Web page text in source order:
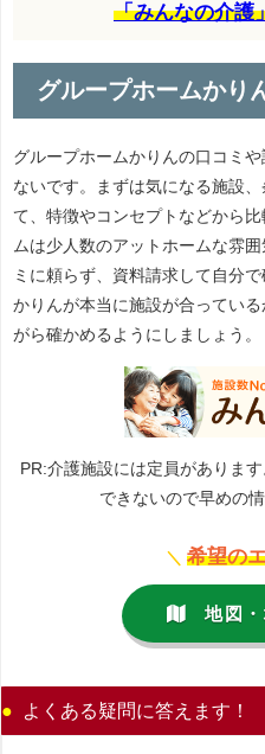
「みんなの介護
グループホームかり
グループホームかりんの口コミ
ないです。まずは気になる施設
て、特徴やコンセプトなどから
ムは少人数のアットホームな雰
ミに頼らず、資料請求して自分
かりんが本当に施設が合ってい
がら確かめるようにしましょう。
PR:介護施設には定員がありま
できないので早めの
＼ 希望の
地図
よくある疑問に答えます！